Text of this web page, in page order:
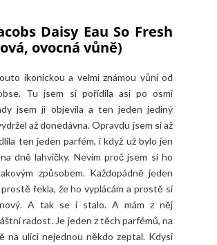
Daisy Eau So Fresh
ovocná vůně)
ikonickou a velmi známou vůní od
Tu jsem si pořídila asi po osmi
jsem ji objevila a ten jeden jediný
až donedávna. Opravdu jsem si až
ten jeden parfém, i když už bylo jen
dně lahvičky. Nevím proč jsem si ho
způsobem. Každopádně jeden
řekla, že ho vyplácám a prostě si
nový. A tak se i stalo. A mám z něj
radost. Je jeden z těch parfémů, na
na ulici nejednou někdo zeptal. Kdysi